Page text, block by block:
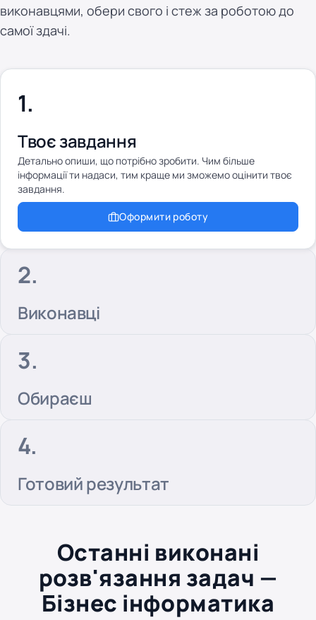
виконавцями, обери свого і стеж за роботою до
самої здачі.
Твоє завдання
Детально опиши, що потрібно зробити. Чим більше
інформації ти надаси, тим краще ми зможемо оцінити твоє
завдання.
Оформити роботу
Виконавці
Обираєш
Готовий результат
Останні виконані
розв'язання задач —
Бізнес інформатика